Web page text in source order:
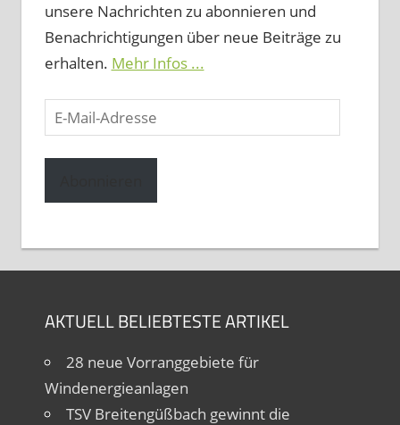
unsere Nachrichten zu abonnieren und
Benachrichtigungen über neue Beiträge zu
erhalten. Mehr Infos ...
E-
Mail-
Adresse
AKTUELL BELIEBTESTE ARTIKEL
28 neue Vorranggebiete für
Windenergieanlagen
TSV Breitengüßbach gewinnt die